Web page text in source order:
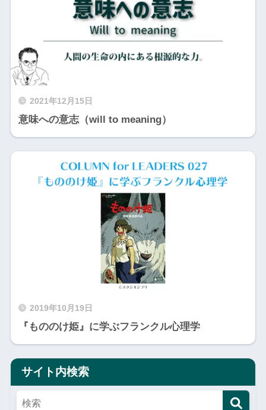
2021年12月15日
意味への意志（will to meaning）
2019年10月19日
『もののけ姫』に学ぶフランクル心理学
サイト内検索